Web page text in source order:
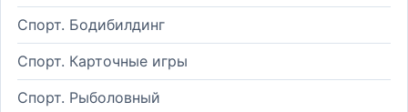
Спорт. Бодибилдинг
Спорт. Карточные игры
Спорт. Рыболовный